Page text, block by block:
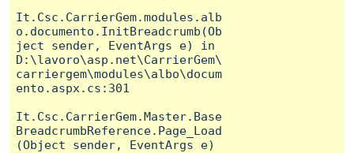
It.Csc.CarrierGem.modules.alb
o.documento.InitBreadcrumb(Ob
ject sender, EventArgs e) in
D:\lavoro\asp.net\CarrierGem\
carriergem\modules\albo\docum
ento.aspx.cs:301
It.Csc.CarrierGem.Master.Base
BreadcrumbReference.Page_Load
(Object sender, EventArgs e)